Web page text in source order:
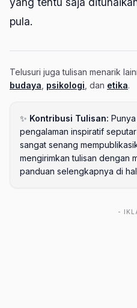
pula.
Telusuri juga tulisan menarik
budaya psikologi , dan etika.
✨ Kontribusi Tulisan:
pengalaman inspiratif
sangat senang
mengirimkan tulisan dengan
panduan selengkapnya di
-